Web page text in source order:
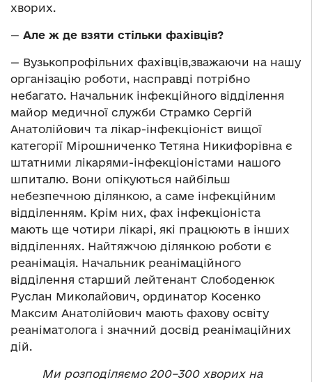
хворих.
— Але ж де взяти стільки фахівців?
— Вузькопрофільних фахівців,зважаючи на нашу
організацію роботи, насправді потрібно
небагато. Начальник інфекційного відділення
майор медичної служби Страмко Сергій
Анатолійович та лікар-інфекціоніст вищої
категорії Мірошниченко Тетяна Никифорівна є
штатними лікарями-інфекціоністами нашого
шпиталю. Вони опікуються найбільш
небезпечною ділянкою, а саме інфекційним
відділенням. Крім них, фах інфекціоніста
мають ще чотири лікарі, які працюють в інших
відділеннях. Найтяжчою ділянкою роботи є
реанімація. Начальник реанімаційного
відділення старший лейтенант Слободенюк
Руслан Миколайович, ординатор Косенко
Максим Анатолійович мають фахову освіту
реаніматолога і значний досвід реанімаційних
дій.
Ми розподіляємо 200–300 хворих на